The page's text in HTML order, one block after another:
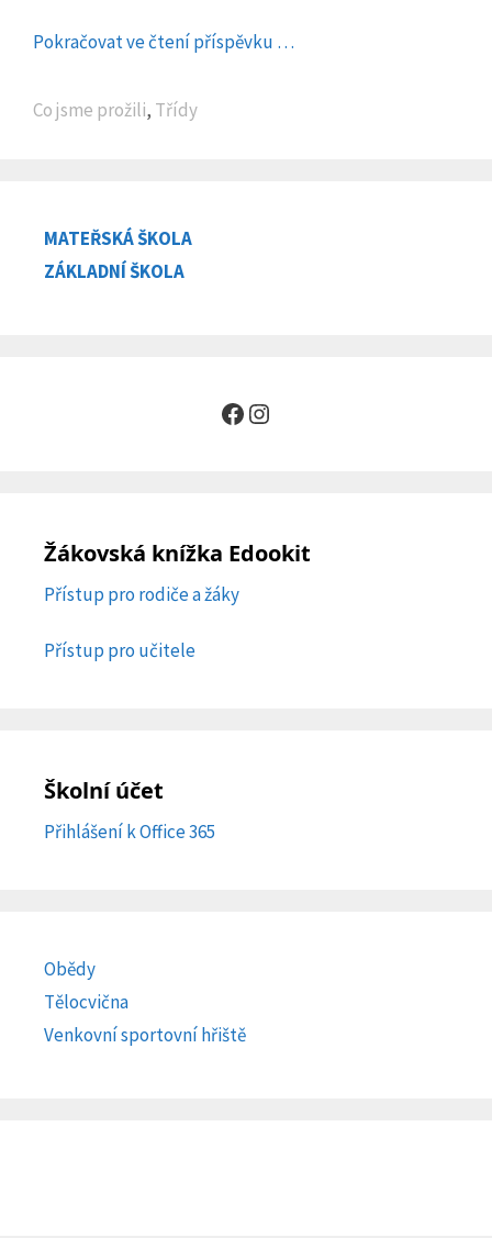
Pokračovat ve čtení příspěvku …
Rubriky
Co jsme prožili, Třídy
MATEŘSKÁ ŠKOLA
ZÁKLADNÍ ŠKOLA
Facebook
Instagram
Žákovská knížka Edookit
Přístup pro rodiče a žáky
Přístup pro učitele
Školní účet
Přihlášení k Office 365
Obědy
Tělocvična
Venkovní sportovní hřiště